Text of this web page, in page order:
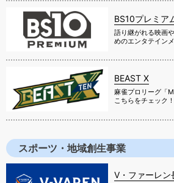
BS10プレミア
語り継がれる映画
めのエンタテイン
BEAST X
麻雀プロリーグ「
こちらをチェック！
スポーツ・地域創生事業
V・ファーレン